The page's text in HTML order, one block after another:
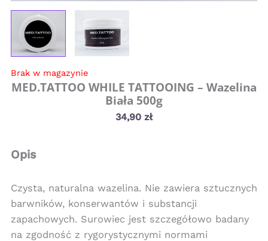
MED.TATTOO WHILE TATTOOING – Wazelina
Biała 500g
34,90 zł
Brak w magazynie
Opis
Czysta, naturalna wazelina. Nie zawiera sztucznych
barwników, konserwantów i substancji
zapachowych. Surowiec jest szczegółowo badany
na zgodność z rygorystycznymi normami